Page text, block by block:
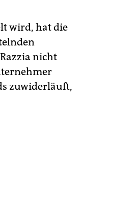
wird, hat die
nicht
zuwiderläuft,